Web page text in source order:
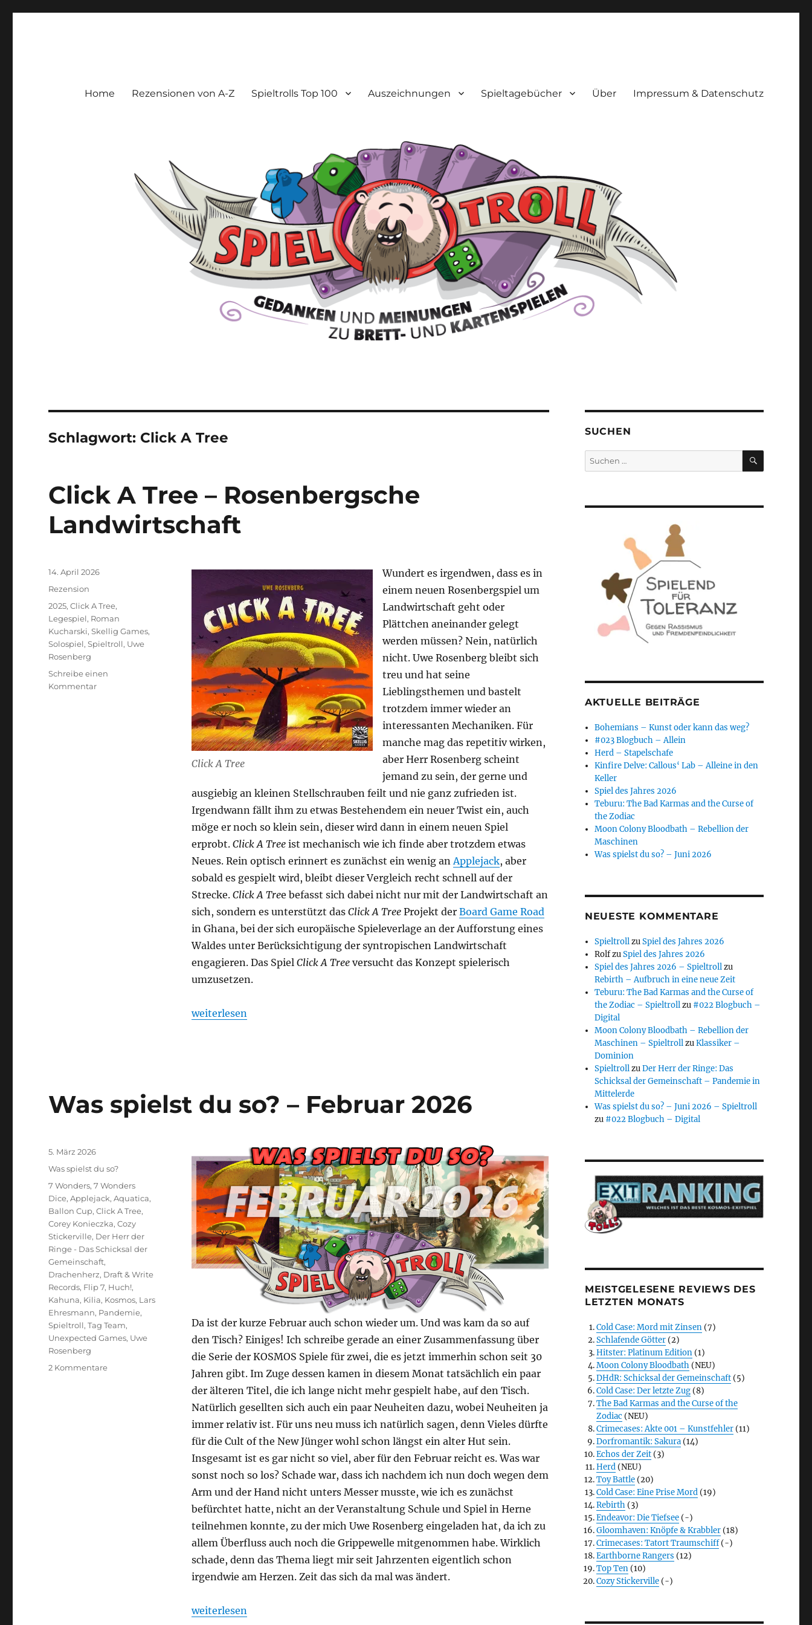
Home Rezensionen von A-Z Spieltrolls Top 100 Auszeichnungen Spieltagebücher Über Impressum & Datenschutz
Schlagwort: Click A Tree
Click A Tree – Rosenbergsche
Landwirtschaft
Click A Tree
Wundert es irgendwen, dass es in
einem neuen Rosenbergspiel um
Landwirtschaft geht oder
Plättchen aneinander gelegt
werden müssen? Nein, natürlich
nicht. Uwe Rosenberg bleibt sich
treu und hat seine
Lieblingsthemen und bastelt
trotzdem immer wieder an
interessanten Mechaniken. Für
manche mag das repetitiv wirken,
aber Herr Rosenberg scheint
jemand zu sein, der gerne und
ausgiebig an kleinen Stellschrauben feilt und nie ganz zufrieden ist.
Irgendwann fällt ihm zu etwas Bestehendem ein neuer Twist ein, auch
möge er noch so klein sein, dieser wird dann in einem neuen Spiel
erprobt. Click A Treeist mechanisch wie ich finde aber trotzdem etwas
Neues. Rein optisch erinnert es zunächst ein wenig anApplejack, aber
sobald es gespielt wird, bleibt dieser Vergleich recht schnell auf der
Strecke. Click A Tree befasst sich dabei nicht nur mit der Landwirtschaft an
sich, sondern es unterstützt das Click A TreeProjekt der Board Game Road
in Ghana, bei der sich europäische Spieleverlage an der Aufforstung eines
Waldes unter Berücksichtigung der syntropischen Landwirtschaft
engagieren. Das Spiel Click A Treeversucht das Konzept spielerisch
umzusetzen.
„Click A Tree – Rosenbergsche Landwirtschaft“
weiterlesen
Veröffentlicht
am
14. April 2026
Kategorien
Rezension
Schlagwörter
2025,Click A Tree,
Legespiel, Roman
Kucharski,Skellig Games,
Solospiel,Spieltroll, Uwe
Rosenberg
Schreibe einen
Kommentarzu
Was spielst du so? – Februar 2026
Da ist der kurze Februar auch schon wieder um. Und was kam da so auf
den Tisch? Einiges! Ich schreibe gerade an einer Zusammenfassung über
die Serie der KOSMOS Spiele für zwei, die es jetzt immerhin schon seit 30
Jahren gibt. Im Zuge dessen kamen in diesem Monat tatsächlich ein paar
der älteren Titel, die ich lange nicht mehr gespielt habe, auf den Tisch.
Natürlich gesellten sich auch ein paar Neuheiten dazu, wobei Neuheiten ja
immer relativ ist. Für uns neu muss ich natürlich sagen, denn Vieles dürfte
für die Cult of the New Jünger wohl schon längst ein alter Hut sein.
Insgesamt ist es gar nicht so viel, aber für den Februar reicht es. Was war
sonst noch so los? Schade war, dass ich nachdem ich nun doch wegen dem
Arm und der Hand nicht unters Messer musste, wie ich es zunächst
befürchtet hatte, nicht an der Veranstaltung Schule und Spiel in Herne
teilnehmen konnte, zu der mich Uwe Rosenberg eingeladen hat, da ich zu
allem Überfluss auch noch die Grippewelle mitgenommen habe. Wirklich
schade, denn das Thema liegt mir seit Jahrzenten eigentlich schon
irgendwie am Herzen. Zeit das sich da mal was ändert.
„Was spielst du so? – Februar 2026“
weiterlesen
Veröffentlicht
am
5. März 2026
Kategorien
Was spielst du so?
Schlagwörter
7 Wonders,7 Wonders
Dice,Applejack,Aquatica,
Ballon Cup,Click A Tree,
Corey Konieczka,Cozy
Stickerville, Der Herr der
Ringe - Das Schicksal der
Gemeinschaft,
Drachenherz, Draft & Write
Records, Flip 7, Huch!,
Kahuna, Kilia, Kosmos, Lars
Ehresmann, Pandemie,
Spieltroll,Tag Team,
Unexpected Games, Uwe
Rosenberg
2 Kommentarezu
SUCHEN
Suchen
nach:
SUCHEN
AKTUELLE BEITRÄGE
Bohemians – Kunst oder kann das weg?
#023 Blogbuch – Allein
Herd – Stapelschafe
Kinfire Delve: Callous‘ Lab – Alleine in den
Keller
Spiel des Jahres 2026
Teburu: The Bad Karmas and the Curse of
the Zodiac
Moon Colony Bloodbath – Rebellion der
Maschinen
Was spielst du so? – Juni 2026
NEUESTE KOMMENTARE
SpieltrollzuSpiel des Jahres 2026
RolfzuSpiel des Jahres 2026
Spiel des Jahres 2026 – Spieltrollzu
Rebirth – Aufbruch in eine neue Zeit
Teburu: The Bad Karmas and the Curse of
the Zodiac – Spieltrollzu #022 Blogbuch –
Digital
Moon Colony Bloodbath – Rebellion der
Maschinen – SpieltrollzuKlassiker –
Dominion
SpieltrollzuDer Herr der Ringe: Das
Schicksal der Gemeinschaft – Pandemie in
Mittelerde
Was spielst du so? – Juni 2026 – Spieltroll
zu #022 Blogbuch – Digital
MEISTGELESENE REVIEWS DES
LETZTEN MONATS
Cold Case: Mord mit Zinsen (7)
Schlafende Götter (2)
Hitster: Platinum Edition (1)
Moon Colony Bloodbath (NEU)
DHdR: Schicksal der Gemeinschaft (5)
Cold Case: Der letzte Zug (8)
The Bad Karmas and the Curse of the
Zodiac (NEU)
Crimecases: Akte 001 – Kunstfehler (11)
Dorfromantik: Sakura (14)
Echos der Zeit (3)
Herd (NEU)
Toy Battle (20)
Cold Case: Eine Prise Mord (19)
Rebirth (3)
Endeavor: Die Tiefsee (-)
Gloomhaven: Knöpfe & Krabbler (18)
Crimecases: Tatort Traumschiff(-)
Earthborne Rangers (12)
Top Ten (10)
Cozy Stickerville (-)